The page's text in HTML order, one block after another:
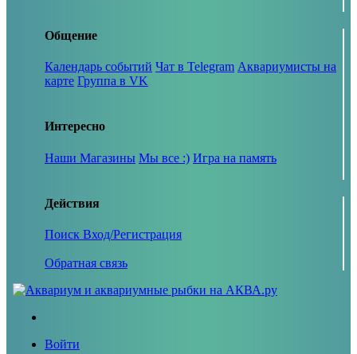
Общение
Календарь событий Чат в Telegram Аквариумисты на
карте Группа в VK
Интересно
Наши Магазины Мы все :) Игра на память
Действия
Поиск Вход/Регистрация
Обратная связь
Войти